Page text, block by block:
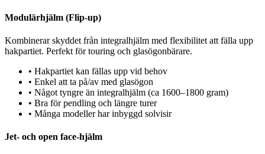
Modulärhjälm (Flip-up)
Kombinerar skyddet från integralhjälm med flexibilitet att fälla upp
hakpartiet. Perfekt för touring och glasögonbärare.
• Hakpartiet kan fällas upp vid behov
• Enkel att ta på/av med glasögon
• Något tyngre än integralhjälm (ca 1600–1800 gram)
• Bra för pendling och längre turer
• Många modeller har inbyggd solvisir
Jet- och open face-hjälm